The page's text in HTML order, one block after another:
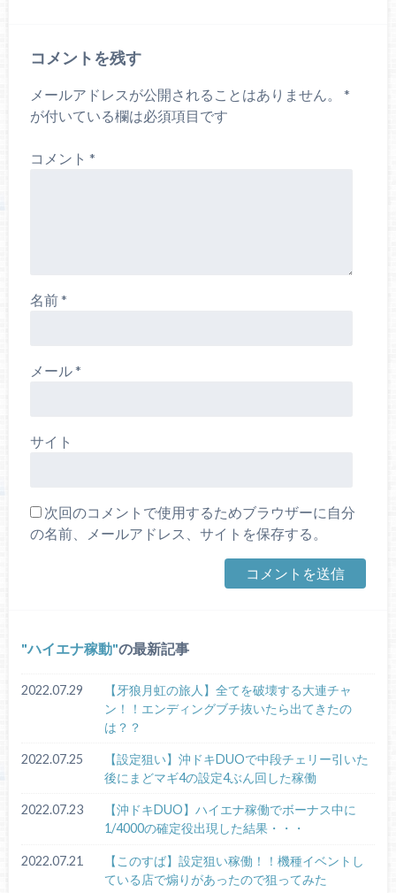
コメントを残す
メールアドレスが公開されることはありません。
*
が付いている欄は必須項目です
コメント *
名前*
メール*
サイト
次回のコメントで使用するためブラウザーに自分
の名前、メールアドレス、サイトを保存する。
ハイエナ稼動 の最新記事
2022.07.29
【牙狼月虹の旅人】全てを破壊する大連チャ
ン！！エンディングブチ抜いたら出てきたの
は？？
2022.07.25
【設定狙い】沖ドキDUOで中段チェリー引いた
後にまどマギ4の設定4ぶん回した稼働
2022.07.23
【沖ドキDUO】ハイエナ稼働でボーナス中に
1/4000の確定役出現した結果・・・
2022.07.21
【このすば】設定狙い稼働！！機種イベントし
ている店で煽りがあったので狙ってみた